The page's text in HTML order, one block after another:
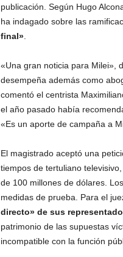
publicación. Según Hugo
ha indagado sobre las
final».
«Una gran noticia para Milei»,
desempeña además como
comentó el centrista
el año pasado había
«Es un aporte de campaña a
El magistrado aceptó una
tiempos de tertuliano
de 100 millones de dólares.
medidas de prueba. Para el
directo» de sus
patrimonio de las supuestas
incompatible con la función